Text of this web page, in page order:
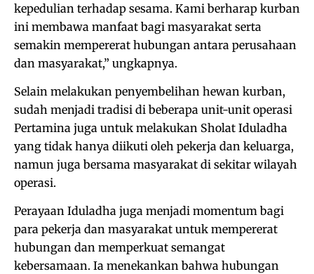
kepedulian terhadap sesama. Kami berharap kurban
ini membawa manfaat bagi masyarakat serta
semakin mempererat hubungan antara perusahaan
dan masyarakat,” ungkapnya.
Selain melakukan penyembelihan hewan kurban,
sudah menjadi tradisi di beberapa unit-unit operasi
Pertamina juga untuk melakukan Sholat Iduladha
yang tidak hanya diikuti oleh pekerja dan keluarga,
namun juga bersama masyarakat di sekitar wilayah
operasi.
Perayaan Iduladha juga menjadi momentum bagi
para pekerja dan masyarakat untuk mempererat
hubungan dan memperkuat semangat
kebersamaan. Ia menekankan bahwa hubungan